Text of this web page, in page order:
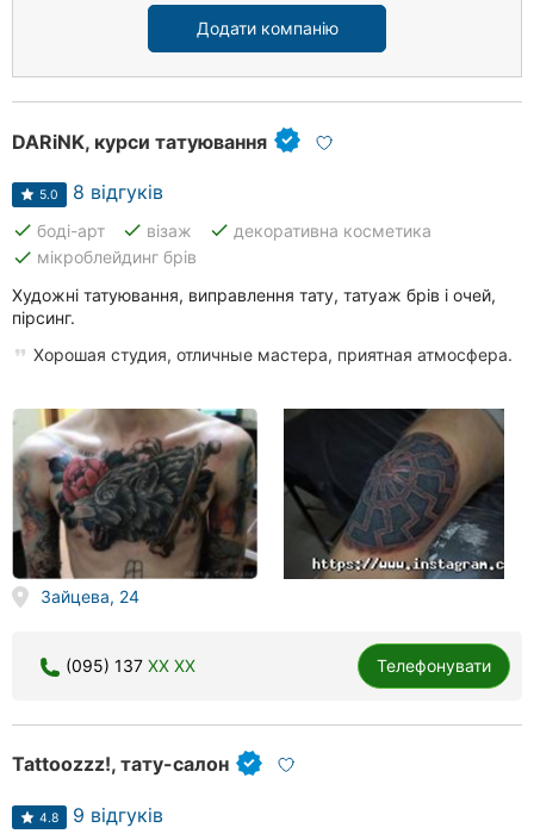
Додати компанію
DARiNK, курси татуювання
5.0 8 відгуків
done боді-арт done візаж done декоративна косметика
done мікроблейдинг брів
Художні татуювання, виправлення тату, татуаж брів і очей,
пірсинг.
Хорошая студия, отличные мастера, приятная атмосфера.
Зайцева, 24
(095) 137 XX XX Телефонувати
Tattoozzz!, тату-салон
4.8 9 відгуків